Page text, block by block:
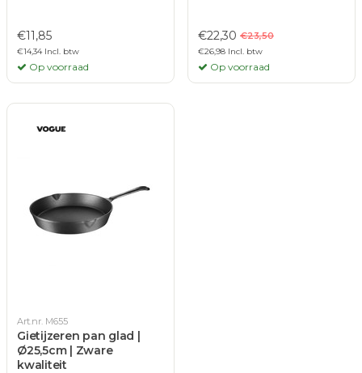
€11,85
€14,34 Incl. btw
Op voorraad
€22,30 €23,50
€26,98 Incl. btw
Op voorraad
Art.nr. M655
Gietijzeren pan glad |
Ø25,5cm | Zware
kwaliteit